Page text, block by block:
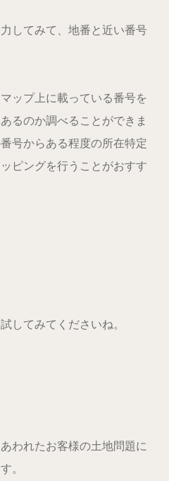
してみて、地番と近い番号
ップ上に載っている番号を
るのか調べることができま
号からある程度の所在特定
ピングを行うことがおすす
してみてくださいね。
われたお客様の土地問題に
。